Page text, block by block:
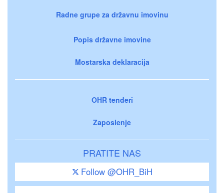
Radne grupe za državnu imovinu
Popis državne imovine
Mostarska deklaracija
OHR tenderi
Zaposlenje
PRATITE NAS
Follow @OHR_BiH